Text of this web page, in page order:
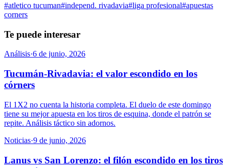
#atletico tucuman#independ. rivadavia#liga profesional#apuestas
corners
Te puede interesar
Análisis·6 de junio, 2026
Tucumán-Rivadavia: el valor escondido en los
córners
El 1X2 no cuenta la historia completa. El duelo de este domingo
tiene su mejor apuesta en los tiros de esquina, donde el patrón se
repite. Análisis táctico sin adornos.
Noticias·9 de junio, 2026
Lanus vs San Lorenzo: el filón escondido en los tiros